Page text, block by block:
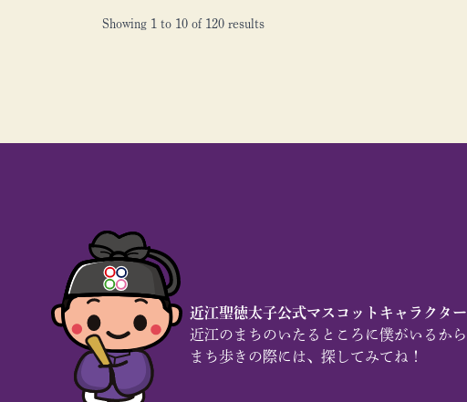
Showing 1 to 10 of 120 results
近江聖徳太子公式マスコットキャラクター
近江のまちのいたるところに僕がいるから
まち歩きの際には、探してみてね！